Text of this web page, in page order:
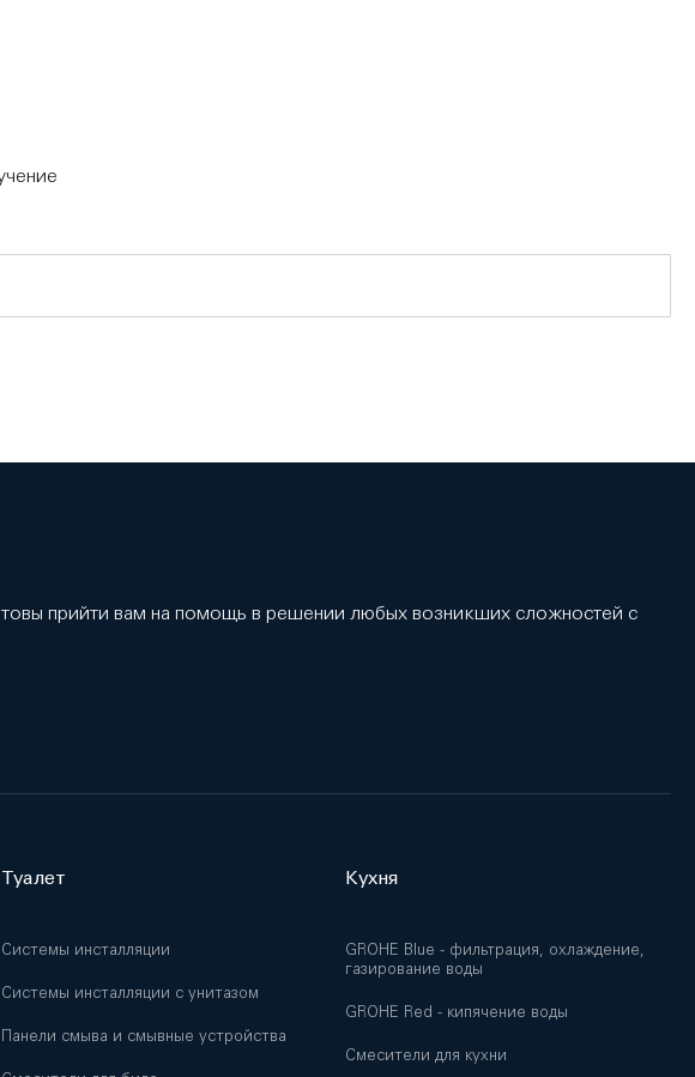
прийти вам на помощь в решении любых возникших сложностей с
Туалет
Системы инсталляции
Системы инсталляции с унитазом
Панели смыва и смывные устройства
Кухня
GROHE Blue - фильтрация, охлаждение,
газирование воды
GROHE Red - кипячение воды
Смесители для кухни